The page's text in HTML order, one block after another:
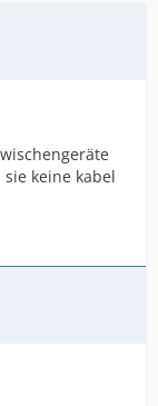
keine kabel